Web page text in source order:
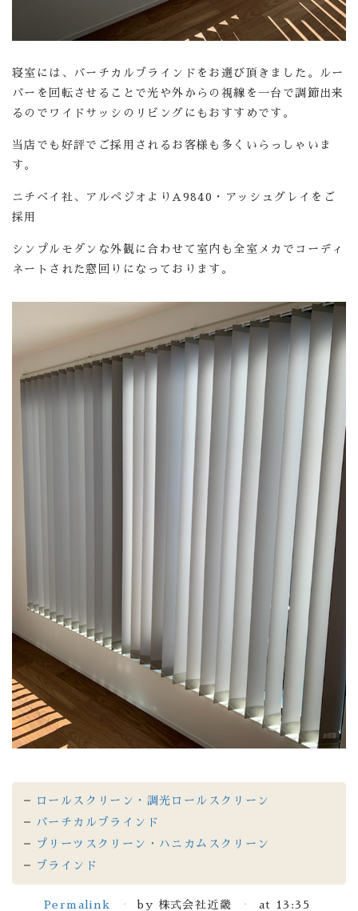
寝室には、バーチカルブラインドをお選び頂きました。ルー
バーを回転させることで光や外からの視線を一台で調節出来
るのでワイドサッシのリビングにもおすすめです。
当店でも好評でご採用されるお客様も多くいらっしゃいま
す。
ニチベイ社、アルペジオよりA9840・アッシュグレイをご
採用
シンプルモダンな外観に合わせて室内も全室メカでコーディ
ネートされた窓回りになっております。
ロールスクリーン・調光ロールスクリーン
バーチカルブラインド
プリーツスクリーン・ハニカムスクリーン
ブラインド
Permalink by 株式会社近畿 at 13:35